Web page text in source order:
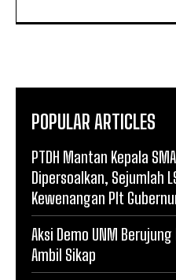
POPULAR ARTICLES
PTDH Mantan Kepala
Dipersoalkan, Sejumlah
Kewenangan Plt
Aksi Demo UNM
Ambil Sikap